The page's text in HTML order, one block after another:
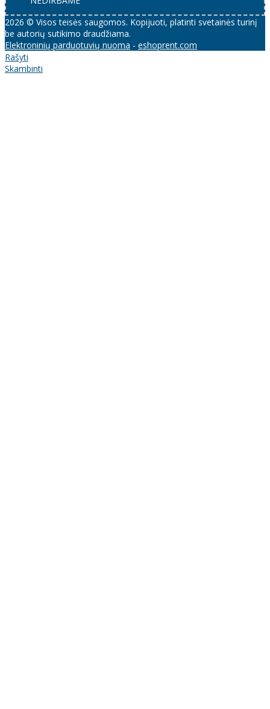
2026 © Visos teisės saugomos. Kopijuoti, platinti svetainės turinį
be autorių sutikimo draudžiama.
Elektroninių parduotuvių nuoma - eshoprent.com
Rašyti
Skambinti